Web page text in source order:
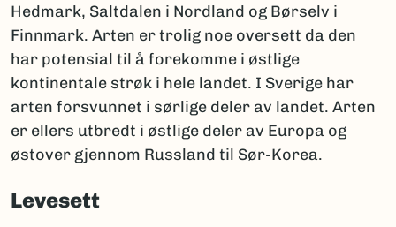
Hedmark, Saltdalen i Nordland og Børselv i
Finnmark. Arten er trolig noe oversett da den
har potensial til å forekomme i østlige
kontinentale strøk i hele landet. I Sverige har
arten forsvunnet i sørlige deler av landet. Arten
er ellers utbredt i østlige deler av Europa og
østover gjennom Russland til Sør-Korea.
Levesett